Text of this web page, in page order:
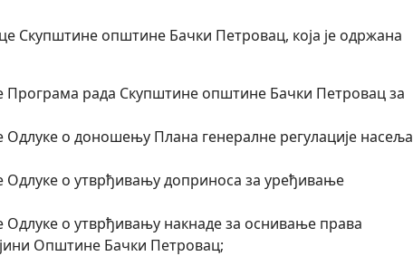
Скупштине општине Бачки Петровац, која је одржана
рада Скупштине општине Бачки Петровац за
о доношењу Плана генералне регулације насеља
о утврђивању доприноса за уређивање
о утврђивању накнаде за оснивање права
Општине Бачки Петровац;